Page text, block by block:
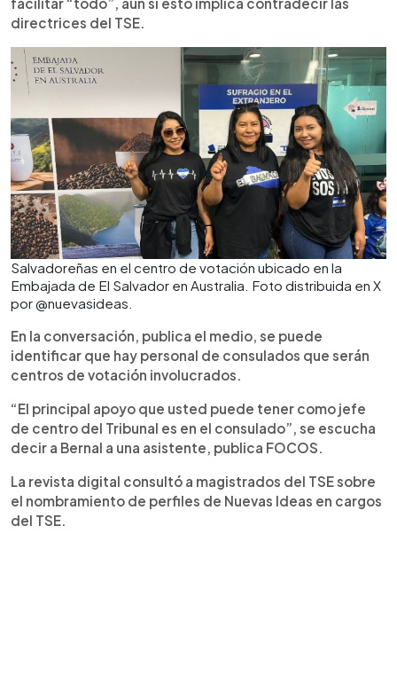
directrices del TSE.
Salvadoreñas en el centro de votación ubicado en la
Embajada de El Salvador en Australia. Foto distribuida en X
por @nuevasideas.
En la conversación, publica el medio, se puede
identificar que hay personal de consulados que serán
centros de votación involucrados.
“El principal apoyo que usted puede tener como jefe
de centro del Tribunal es en el consulado”, se escucha
decir a Bernal a una asistente, publica FOCOS.
La revista digital consultó a magistrados del TSE sobre
el nombramiento de perfiles de Nuevas Ideas en cargos
del TSE.